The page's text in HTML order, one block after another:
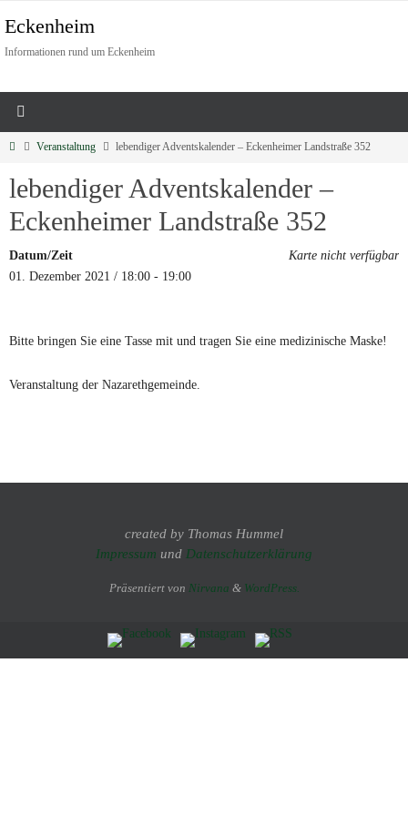
Eckenheim
Informationen rund um Eckenheim
Veranstaltung lebendiger Adventskalender – Eckenheimer Landstraße 352
lebendiger Adventskalender –
Eckenheimer Landstraße 352
Karte nicht verfügbar
Datum/Zeit
01. Dezember 2021 / 18:00 - 19:00
Bitte bringen Sie eine Tasse mit und tragen Sie eine medizinische Maske!
Veranstaltung der Nazarethgemeinde.
created by Thomas Hummel
Impressum und Datenschutzerklärung
Präsentiert von Nirvana & WordPress.